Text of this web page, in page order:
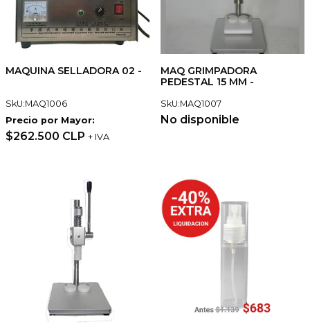
MAQUINA SELLADORA 02 -
SkU:MAQ1006
Precio por Mayor:
$262.500 CLP + IVA
MAQ GRIMPADORA
PEDESTAL 15 MM -
SkU:MAQ1007
No disponible